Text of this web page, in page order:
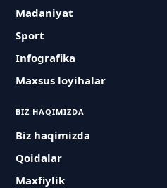
Madaniyat
Sport
Infografika
Maxsus loyihalar
BIZ HAQIMIZDA
Biz haqimizda
Qoidalar
Maxfiylik